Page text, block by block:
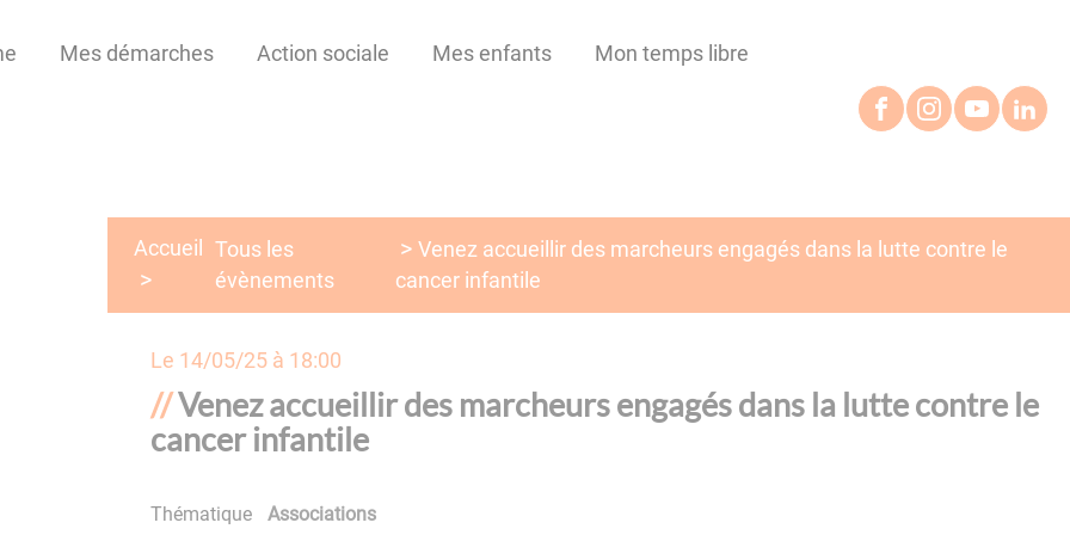
Mes démarches Action sociale Mes enfants Mon temps libre
Accueil
Tous les
évènements
Venez accueillir des marcheurs engagés dans la lutte contre le
cancer infantile
Le 14/05/25 à 18:00
Venez accueillir des marcheurs engagés dans la lutte contre le
cancer infantile
Thématique Associations